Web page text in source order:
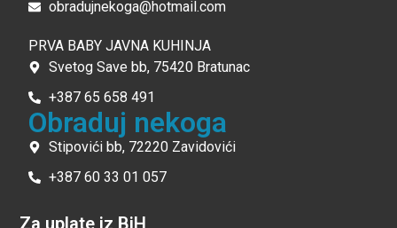
obradujnekoga@hotmail.com
PRVA BABY JAVNA KUHINJA
Svetog Save bb, 75420 Bratunac
+387 65 658 491
Obraduj nekoga
Stipovići bb, 72220 Zavidovići
+387 60 33 01 057
Za uplate iz BiH